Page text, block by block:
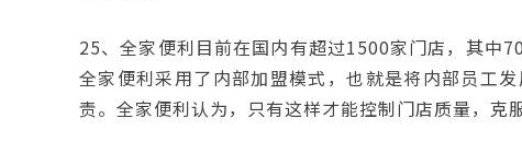
25、全家便利目前在国内有超过1500家门店，其中
全家便利采用了内部加盟模式，也就是将内部员工
责。全家便利认为，只有这样才能控制门店质量，